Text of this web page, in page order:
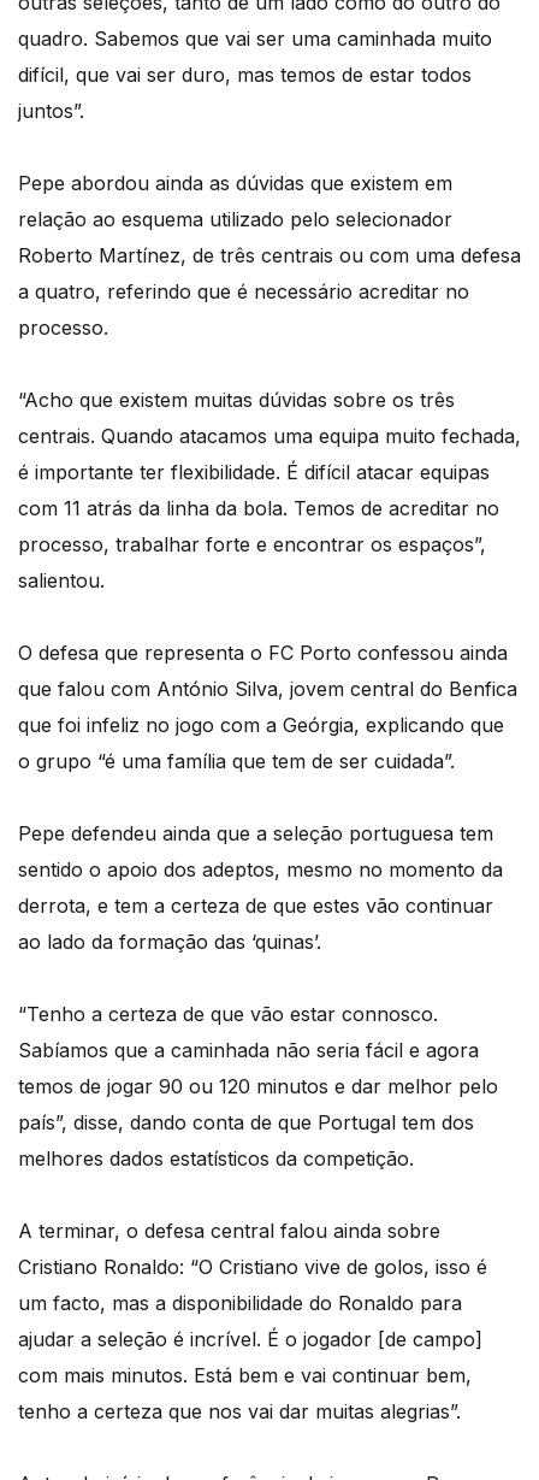
quadro. Sabemos que vai ser uma caminhada muito
difícil, que vai ser duro, mas temos de estar todos
juntos”.
Pepe abordou ainda as dúvidas que existem em
relação ao esquema utilizado pelo selecionador
Roberto Martínez, de três centrais ou com uma defesa
a quatro, referindo que é necessário acreditar no
processo.
“Acho que existem muitas dúvidas sobre os três
centrais. Quando atacamos uma equipa muito fechada,
é importante ter flexibilidade. É difícil atacar equipas
com 11 atrás da linha da bola. Temos de acreditar no
processo, trabalhar forte e encontrar os espaços”,
salientou.
O defesa que representa o FC Porto confessou ainda
que falou com António Silva, jovem central do Benfica
que foi infeliz no jogo com a Geórgia, explicando que
o grupo “é uma família que tem de ser cuidada”.
Pepe defendeu ainda que a seleção portuguesa tem
sentido o apoio dos adeptos, mesmo no momento da
derrota, e tem a certeza de que estes vão continuar
ao lado da formação das ‘quinas’.
“Tenho a certeza de que vão estar connosco.
Sabíamos que a caminhada não seria fácil e agora
temos de jogar 90 ou 120 minutos e dar melhor pelo
país”, disse, dando conta de que Portugal tem dos
melhores dados estatísticos da competição.
A terminar, o defesa central falou ainda sobre
Cristiano Ronaldo: “O Cristiano vive de golos, isso é
um facto, mas a disponibilidade do Ronaldo para
ajudar a seleção é incrível. É o jogador [de campo]
com mais minutos. Está bem e vai continuar bem,
tenho a certeza que nos vai dar muitas alegrias”.